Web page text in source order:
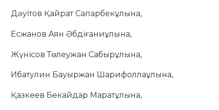
Дәуітов Қайрат Сапарбекұлына,
Есжанов Аян Әбдіғаниұлына,
Жүнісов Төлеужан Сабырұлына,
Ибатулин Бауыржан Шарифоллаұлына,
Қазкеев Бекайдар Маратұлына,